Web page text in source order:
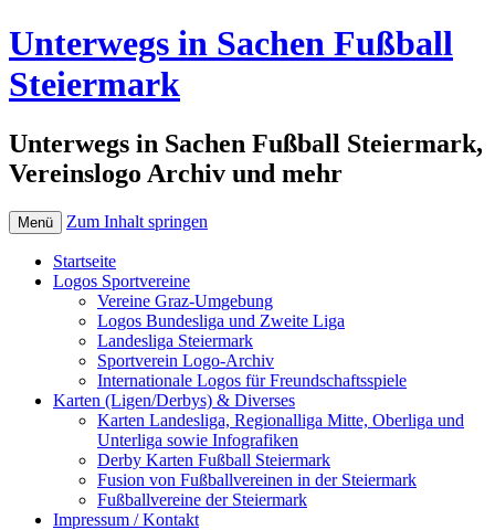
Unterwegs in Sachen Fußball
Steiermark
Unterwegs in Sachen Fußball Steiermark,
Vereinslogo Archiv und mehr
Menü Zum Inhalt springen
Startseite
Logos Sportvereine
Vereine Graz-Umgebung
Logos Bundesliga und Zweite Liga
Landesliga Steiermark
Sportverein Logo-Archiv
Internationale Logos für Freundschaftsspiele
Karten (Ligen/Derbys) & Diverses
Karten Landesliga, Regionalliga Mitte, Oberliga und
Unterliga sowie Infografiken
Derby Karten Fußball Steiermark
Fusion von Fußballvereinen in der Steiermark
Fußballvereine der Steiermark
Impressum / Kontakt